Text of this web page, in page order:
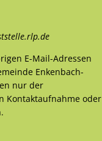
E-Mail-Adressen
Enkenbach-
nur der
Kontaktaufnahme oder